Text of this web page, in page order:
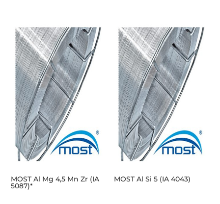
MOST Al Mg 4,5 Mn Zr (IA
5087)*
MOST Al Si 5 (IA 4043)